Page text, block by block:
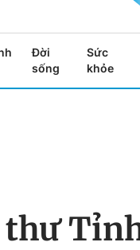
Đời
sống
Sức
khỏe